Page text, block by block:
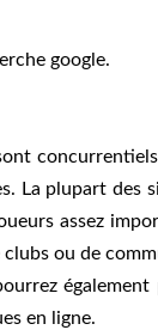
google.
La plupart des
assez
ou de
en ligne.